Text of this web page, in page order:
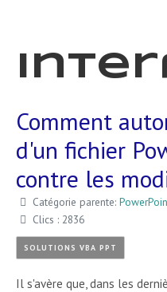
Comment
d'un fichier
contre les
Catégorie parente:
Clics : 2836
SOLUTIONS VBA PPT
Il s'avère que, dans les